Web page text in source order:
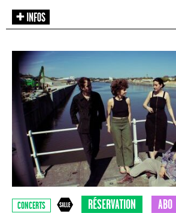
CONCERTS RÉSERVATION ABO